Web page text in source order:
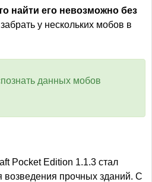
найти его невозможно без
у нескольких мобов в
данных мобов
Pocket Edition 1.1.3 стал
возведения прочных зданий. С